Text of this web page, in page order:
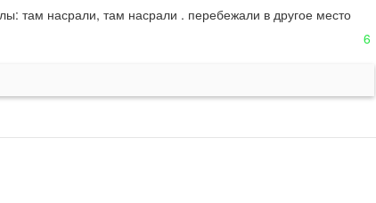
там насрали, там насрали . перебежали в другое место
6